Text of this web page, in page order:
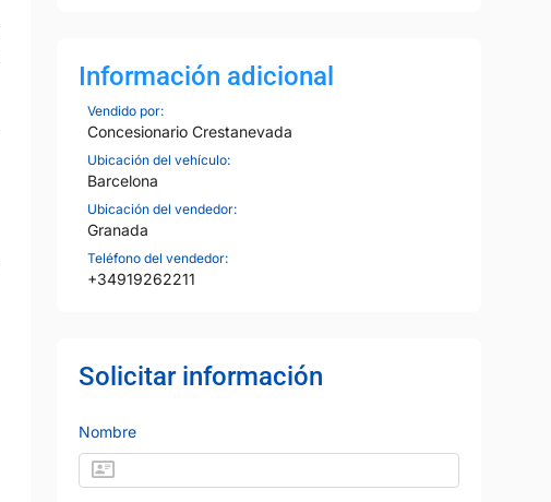
Información adicional
Vendido por:
Concesionario Crestanevada
Ubicación del vehículo:
Barcelona
Ubicación del vendedor:
Granada
Teléfono del vendedor:
+34919262211
Solicitar información
Nombre